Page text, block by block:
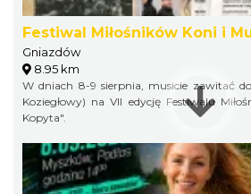
Festiwal Miłośników Koni i
Gniazdów
8.95 km
W dniach 8-9 sierpnia, musicie zawitać
Koziegłowy) na VII edycję Festiwalu
Kopyta".